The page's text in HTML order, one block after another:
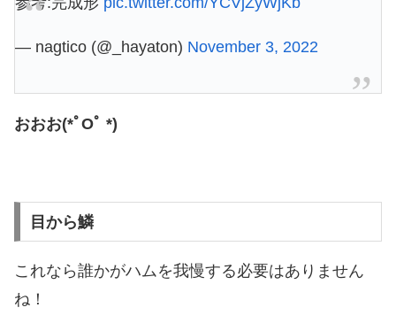
— nagtico (@_hayaton) November 3, 2022
おおお(*ﾟOﾟ *)
目から鱗
これなら誰かがハムを我慢する必要はありません
ね！